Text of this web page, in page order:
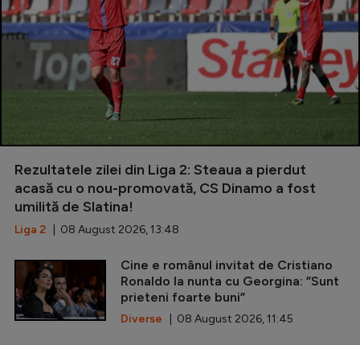
Rezultatele zilei din Liga 2: Steaua a pierdut
acasă cu o nou-promovată, CS Dinamo a fost
umilită de Slatina!
Liga 2 | 08 August 2026, 13:48
Cine e românul invitat de Cristiano
Ronaldo la nunta cu Georgina: ”Sunt
prieteni foarte buni”
Diverse | 08 August 2026, 11:45